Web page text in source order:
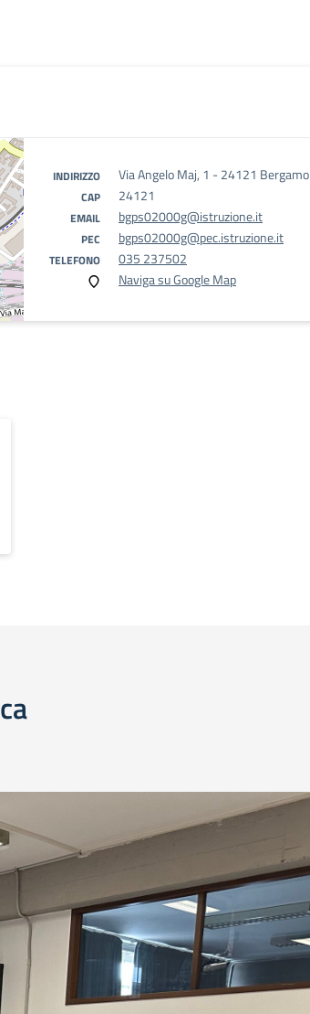
INDIRIZZO Via Angelo Maj, 1 - 24121 Bergamo
CAP 24121
EMAIL bgps02000g@istruzione.it
PEC bgps02000g@pec.istruzione.it
TELEFONO
035 237502
Naviga su Google Map